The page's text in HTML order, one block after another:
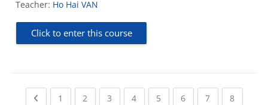
Teacher: Ho Hai VAN
Click to enter this course
Previous page
1 (current)
2 (current)
3 (current)
4(current)
5 (current)
6(current)
7(current)
8(current)